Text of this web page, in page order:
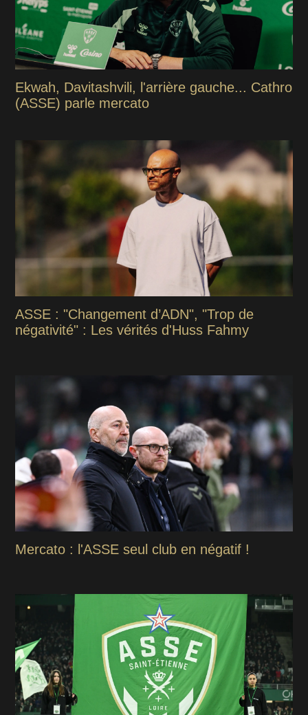
Ekwah, Davitashvili, l'arrière gauche... Cathro
(ASSE) parle mercato
ASSE : "Changement d’ADN", "Trop de
négativité" : Les vérités d'Huss Fahmy
Mercato : l'ASSE seul club en négatif !